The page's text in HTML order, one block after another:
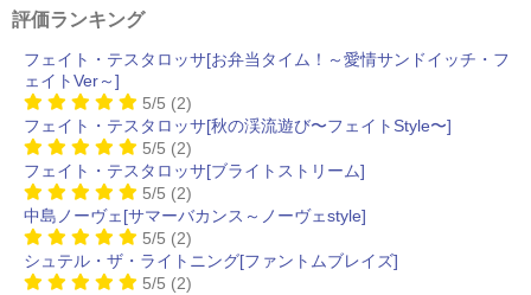
評価ランキング
フェイト・テスタロッサ[お弁当タイム！～愛情サンドイッチ・フ
ェイトVer～]
5/5 (2)
フェイト・テスタロッサ[秋の渓流遊び〜フェイトStyle〜]
5/5 (2)
フェイト・テスタロッサ[ブライトストリーム]
5/5 (2)
中島ノーヴェ[サマーバカンス～ノーヴェstyle]
5/5 (2)
シュテル・ザ・ライトニング[ファントムブレイズ]
5/5 (2)